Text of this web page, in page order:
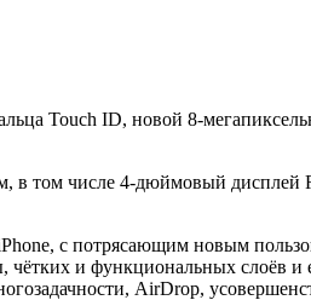
Touch ID, новой 8-
в том числе 4-дюймовый дисплей
с потрясающим новым
и функциональных слоёв
AirDrop,